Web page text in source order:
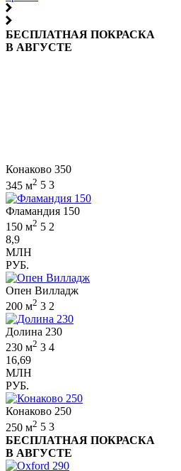
БЕСПЛАТНАЯ ПОКРАСКА
В АВГУСТЕ
Конаково 350
345 м2 5 3
Фламандия 150
150 м2 5 2
8,9
МЛН
РУБ.
Опен Вилладж
200 м2 3 2
Долина 230
230 м2 3 4
16,69
МЛН
РУБ.
Конаково 250
250 м2 5 3
БЕСПЛАТНАЯ ПОКРАСКА
В АВГУСТЕ